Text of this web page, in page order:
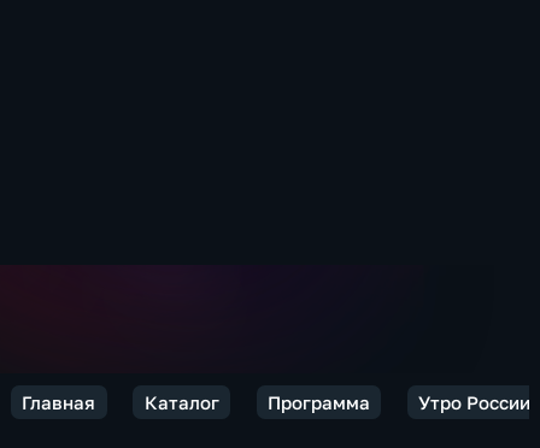
Главная Каталог Программа Утро России